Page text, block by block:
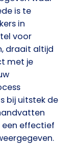
is te
in
voor
draait altijd
met je
bij uitstek de
effectief